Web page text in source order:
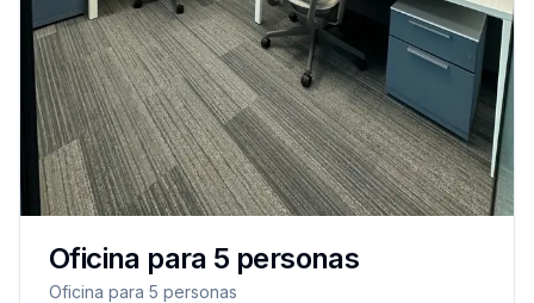
Oficina para 5 personas
Oficina para 5 personas